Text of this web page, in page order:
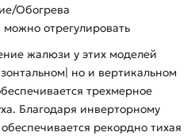
Обогрева
можно отрегулировать
жалюзи у этих моделей
но и вертикальном
трехмерное
Благодаря инверторному
рекордно тихая